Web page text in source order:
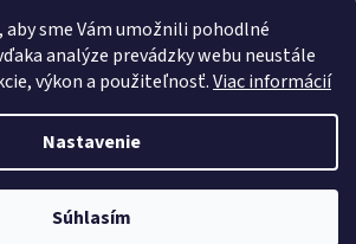
aby sme Vám umožnili pohodlné
analýze prevádzky webu neustále
výkon a použiteľnosť.Viac informácií
Nastavenie
Súhlasím